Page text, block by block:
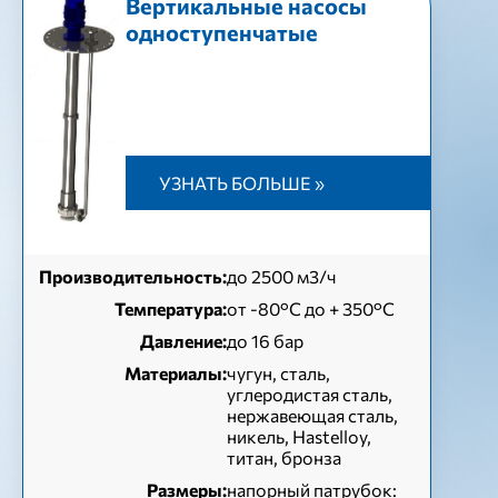
Вертикальные насосы
одноступенчатые
УЗНАТЬ БОЛЬШЕ »
Производительность:до 2500 м3/ч
Температура:от -80°C до + 350°C
Давление:до 16 бар
Материалы:чугун, сталь,
углеродистая сталь,
нержавеющая сталь,
никель, Hastelloy,
титан, бронза
Размеры:напорный патрубок: